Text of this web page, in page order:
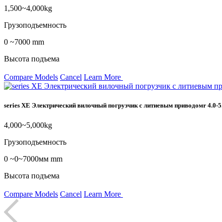
1,500~4,000kg
Грузоподъемность
0 ~7000 mm
Высота подъема
Compare Models Cancel Learn More
series XE Электрический вилочный погрузчик с литиевым приводомr 4.0-
4,000~5,000kg
Грузоподъемность
0 ~0~7000мм mm
Высота подъема
Compare Models Cancel Learn More